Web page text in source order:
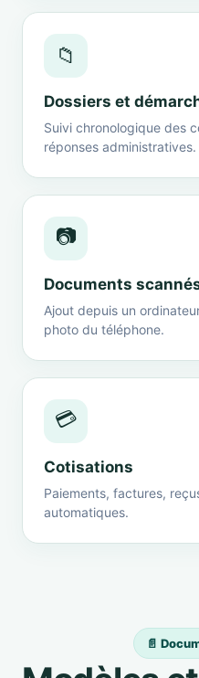
📁
Dossiers et
Suivi chronologique des
réponses administratives.
📷
Documents
Ajout depuis un
photo du téléphone.
💳
Cotisations
Paiements, factures,
automatiques.
📄